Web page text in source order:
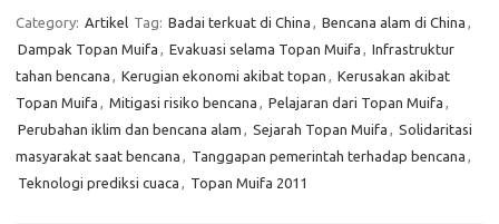
Category: Artikel Tag: Badai terkuat di China , Bencana alam di China ,
Dampak Topan Muifa , Evakuasi selama Topan Muifa , Infrastruktur
tahan bencana , Kerugian ekonomi akibat topan , Kerusakan akibat
Topan Muifa , Mitigasi risiko bencana , Pelajaran dari Topan Muifa ,
Perubahan iklim dan bencana alam , Sejarah Topan Muifa , Solidaritasi
masyarakat saat bencana , Tanggapan pemerintah terhadap bencana ,
Teknologi prediksi cuaca , Topan Muifa 2011